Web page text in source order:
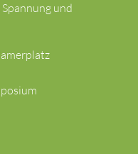
und